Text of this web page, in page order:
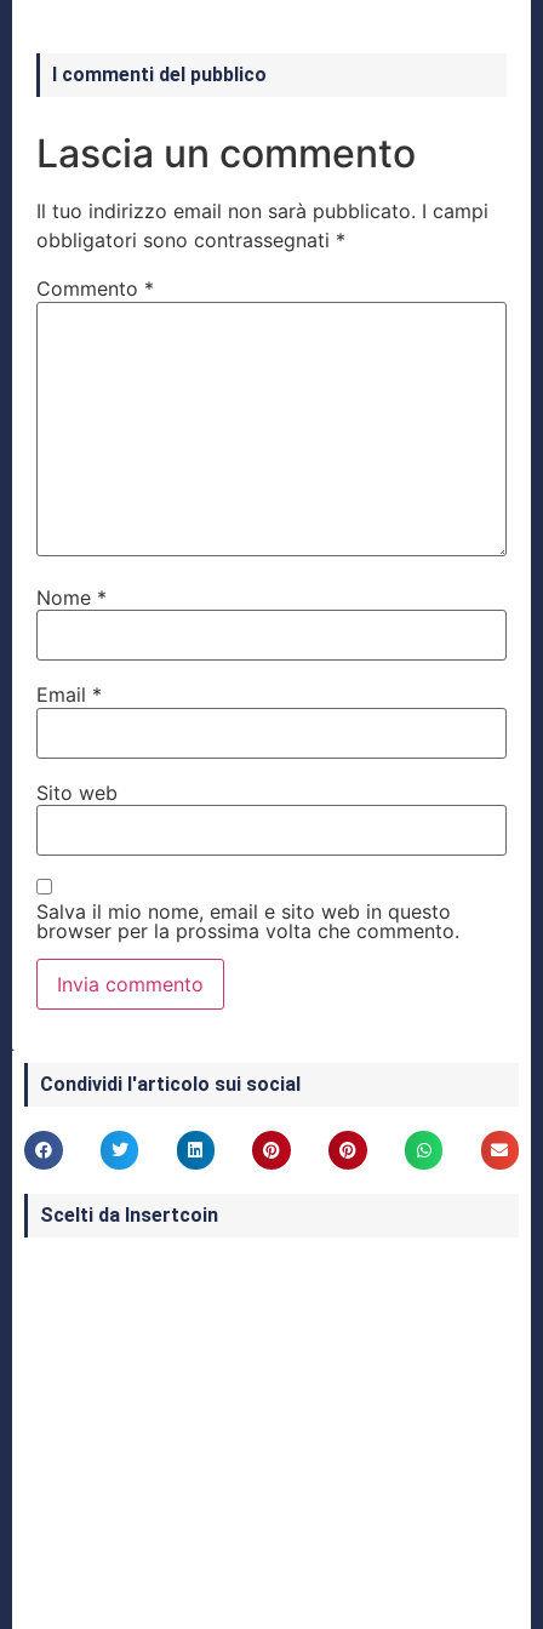
I commenti del pubblico
Lascia un commento
Il tuo indirizzo email non sarà pubblicato. I campi
obbligatori sono contrassegnati *
Commento *
Nome *
Email *
Sito web
Salva il mio nome, email e sito web in questo
browser per la prossima volta che commento.
Condividi l'articolo sui social
Scelti da Insertcoin